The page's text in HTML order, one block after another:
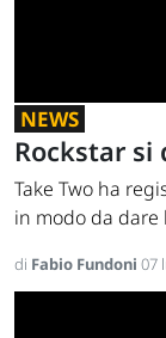
NEWS
Rockstar si
Take Two ha
in modo da dare
di Fabio Fundoni 07